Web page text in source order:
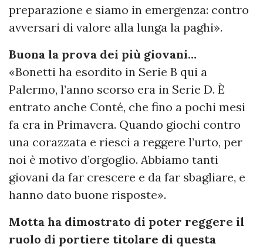
preparazione e siamo in emergenza: contro
avversari di valore alla lunga la paghi».
Buona la prova dei più giovani…
«Bonetti ha esordito in Serie B qui a
Palermo, l’anno scorso era in Serie D. È
entrato anche Conté, che fino a pochi mesi
fa era in Primavera. Quando giochi contro
una corazzata e riesci a reggere l’urto, per
noi è motivo d’orgoglio. Abbiamo tanti
giovani da far crescere e da far sbagliare, e
hanno dato buone risposte».
Motta ha dimostrato di poter reggere il
ruolo di portiere titolare di questa